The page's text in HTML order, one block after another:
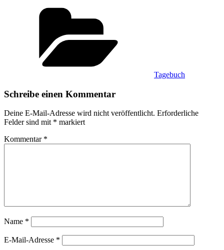
Tagebuch
Schreibe einen Kommentar
Deine E-Mail-Adresse wird nicht veröffentlicht. Erforderliche
Felder sind mit * markiert
Kommentar *
Name *
E-Mail-Adresse *